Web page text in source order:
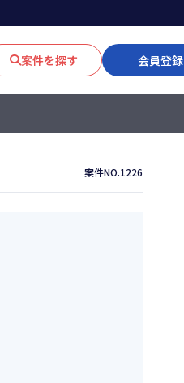
案件を探す 会員登録
案件NO.1226